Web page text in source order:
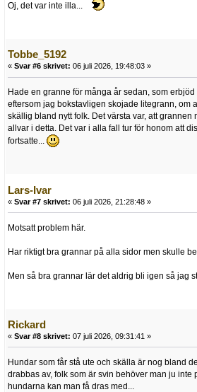
Oj, det var inte illa...
Tobbe_5192
« Svar #6 skrivet: 06 juli 2026, 19:48:03 »
Hade en granne för många år sedan, som
eftersom jag bokstavligen skojade litegrann, om
skällig bland nytt folk. Det värsta var, att grannen
allvar i detta. Det var i alla fall tur för honom att
fortsatte...
Lars-Ivar
« Svar #7 skrivet: 06 juli 2026, 21:28:48 »
Motsatt problem här.
Har riktigt bra grannar på alla sidor men skulle
Men så bra grannar lär det aldrig bli igen så jag
Rickard
« Svar #8 skrivet: 07 juli 2026, 09:31:41 »
Hundar som får stå ute och skälla är nog bland
drabbas av, folk som är svin behöver man ju inte
hundarna kan man få dras med...